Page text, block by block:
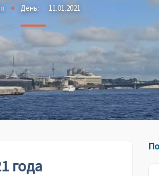
День: 11.01.2021
года